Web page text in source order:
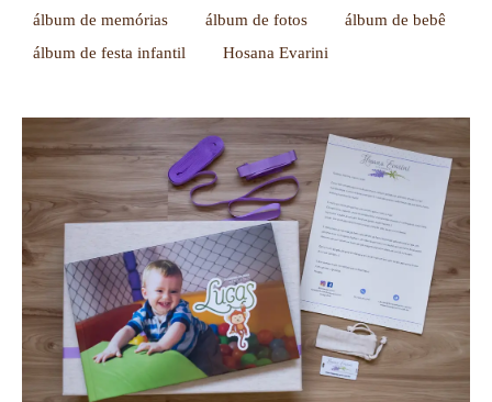
álbum de memórias
álbum de fotos
álbum de bebê
álbum de festa infantil
Hosana Evarini